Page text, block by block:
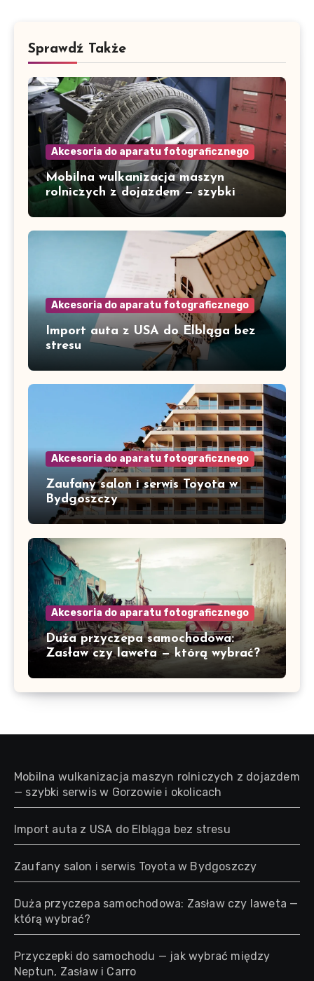
Sprawdź Także
Akcesoria do aparatu fotograficznego
Mobilna wulkanizacja maszyn
rolniczych z dojazdem — szybki
serwis w Gorzowie i okolicach
Akcesoria do aparatu fotograficznego
Import auta z USA do Elbląga bez
stresu
Akcesoria do aparatu fotograficznego
Zaufany salon i serwis Toyota w
Bydgoszczy
Akcesoria do aparatu fotograficznego
Duża przyczepa samochodowa:
Zasław czy laweta — którą wybrać?
Mobilna wulkanizacja maszyn rolniczych z dojazdem
— szybki serwis w Gorzowie i okolicach
Import auta z USA do Elbląga bez stresu
Zaufany salon i serwis Toyota w Bydgoszczy
Duża przyczepa samochodowa: Zasław czy laweta —
którą wybrać?
Przyczepki do samochodu — jak wybrać między
Neptun, Zasław i Carro